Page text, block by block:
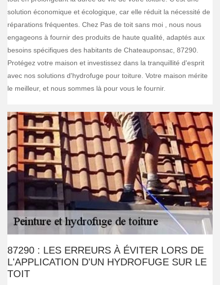
solution économique et écologique, car elle réduit la nécessité de
réparations fréquentes. Chez Pas de toit sans moi , nous nous
engageons à fournir des produits de haute qualité, adaptés aux
besoins spécifiques des habitants de Chateauponsac, 87290.
Protégez votre maison et investissez dans la tranquillité d'esprit
avec nos solutions d'hydrofuge pour toiture. Votre maison mérite
le meilleur, et nous sommes là pour vous le fournir.
87290 : LES ERREURS À ÉVITER LORS DE
L'APPLICATION D'UN HYDROFUGE SUR LE
TOIT